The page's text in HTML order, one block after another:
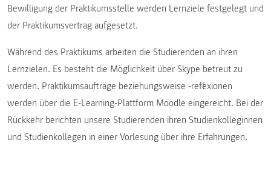
Bewilligung der Praktikumsstelle werden Lernziele festgelegt und
der Praktikumsvertrag aufgesetzt.
Während des Praktikums arbeiten die Studierenden an ihren
Lernzielen. Es besteht die Möglichkeit über Skype betreut zu
werden. Praktikumsaufträge beziehungsweise -reflexionen
werden über die E-Learning-Plattform Moodle eingereicht. Bei der
Rückkehr berichten unsere Studierenden ihren Studienkolleginnen
und Studienkollegen in einer Vorlesung über ihre Erfahrungen.